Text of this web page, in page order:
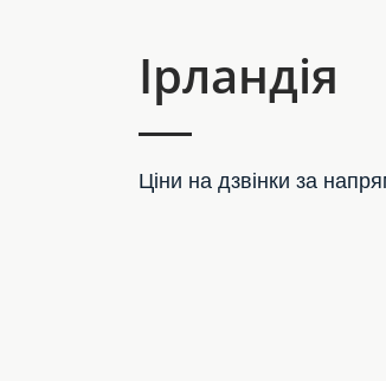
Ірландія
Ціни на дзвінки за